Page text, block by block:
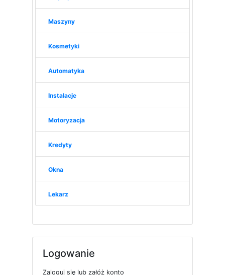
Maszyny
Kosmetyki
Automatyka
Instalacje
Motoryzacja
Kredyty
Okna
Lekarz
Logowanie
Zaloguj się lub załóż konto